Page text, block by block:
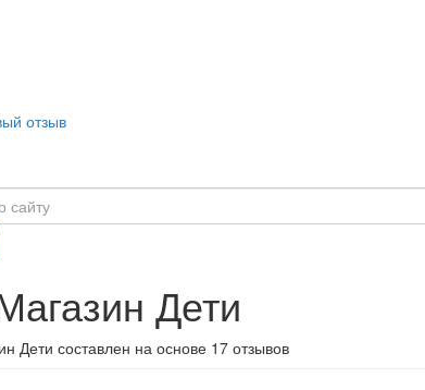
отзыв
Дети
Дети составлен на основе 17 отзывов